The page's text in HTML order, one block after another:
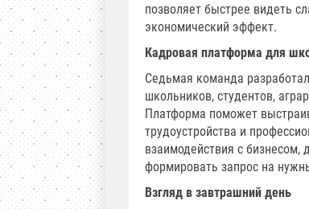
позволяет быстрее видеть
экономический эффект.
Кадровая платформа для
Седьмая команда
школьников, студентов,
Платформа поможет
трудоустройства и
взаимодействия с
формировать запрос на
Взгляд в завтрашний день